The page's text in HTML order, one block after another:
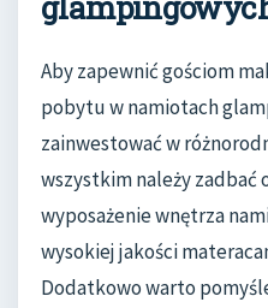
Aby zapewnić gościom
pobytu w namiotach
zainwestować w
wszystkim należy zadbać
wyposażenie wnętrza
wysokiej jakości
Dodatkowo warto